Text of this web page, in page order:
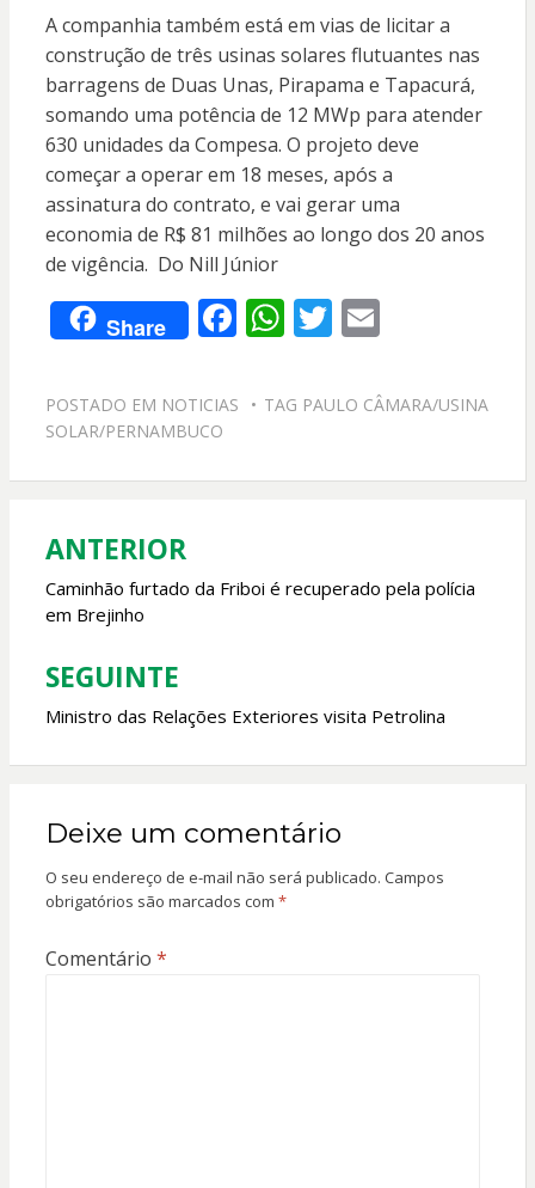
A companhia também está em vias de licitar a
construção de três usinas solares flutuantes nas
barragens de Duas Unas, Pirapama e Tapacurá,
somando uma potência de 12 MWp para atender
630 unidades da Compesa. O projeto deve
começar a operar em 18 meses, após a
assinatura do contrato, e vai gerar uma
economia de R$ 81 milhões ao longo dos 20 anos
de vigência. Do Nill Júnior
Share F
e
o
W
at
A
T
itt
E
ai
POSTADO EM NOTICIAS TAG PAULO CÂMARA/USINA
SOLAR/PERNAMBUCO
Navegação
de
Post
ANTERIOR
Caminhão furtado da Friboi é recuperado pela polícia
em Brejinho
SEGUINTE
Ministro das Relações Exteriores visita Petrolina
Deixe um comentário
O seu endereço de e-mail não será publicado. Campos
obrigatórios são marcados com *
Comentário *